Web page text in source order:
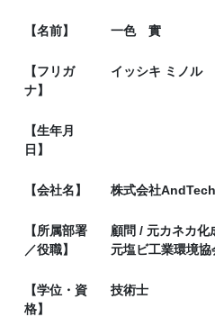
【名前】 一色 實
【フリガ
ナ】
イッシキ ミノル
【生年月
日】
【会社名】 株式会社AndTech
【所属部署
／役職】
顧問 / 元カネカ化
元塩ビ工業環境
【学位・資
格】
技術士